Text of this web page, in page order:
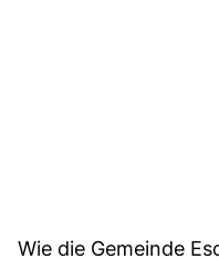
Wie die Gemeinde